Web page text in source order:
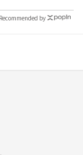
Recommended by